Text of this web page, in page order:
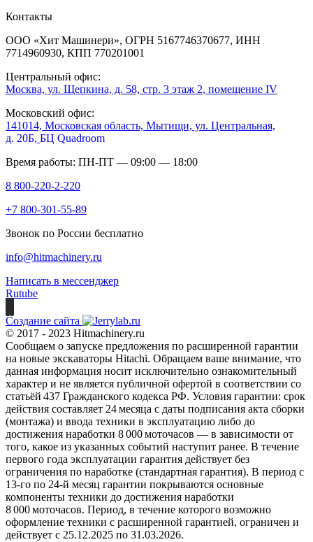
Контакты
ООО «Хит Машинери», ОГРН 5167746370677, ИНН
7714960930, КПП 770201001
Центральный офис:
Москва, ул. Щепкина, д. 58, стр. 3 этаж 2, помещение IV
Московский офис:
141014, Московская область, Мытищи, ул. Центральная,
д. 20Б, БЦ Quadroom
Время работы: ПН-ПТ — 09:00 — 18:00
8 800-220-2-220
+7 800-301-55-89
Звонок по России бесплатно
info@hitmachinery.ru
Написать в мессенджер
Rutube
Создание сайта
© 2017 - 2023 Hitmachinery.ru
Сообщаем о запуске предложения по расширенной гарантии
на новые экскаваторы Hitachi. Обращаем ваше внимание, что
данная информация носит исключительно ознакомительный
характер и не является публичной офертой в соответствии со
статьёй 437 Гражданского кодекса РФ. Условия гарантии: срок
действия составляет 24 месяца с даты подписания акта сборки
(монтажа) и ввода техники в эксплуатацию либо до
достижения наработки 8 000 моточасов — в зависимости от
того, какое из указанных событий наступит ранее. В течение
первого года эксплуатации гарантия действует без
ограничения по наработке (стандартная гарантия). В период с
13‑го по 24‑й месяц гарантии покрываются основные
компоненты техники до достижения наработки
8 000 моточасов. Период, в течение которого возможно
оформление техники с расширенной гарантией, ограничен и
действует с 25.12.2025 по 31.03.2026.